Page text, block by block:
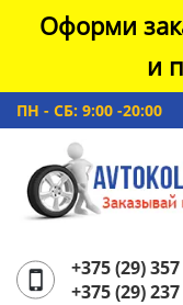
Оформи
и
ПН - СБ: 9:00 -20:00
+375 (29)
+375 (29)